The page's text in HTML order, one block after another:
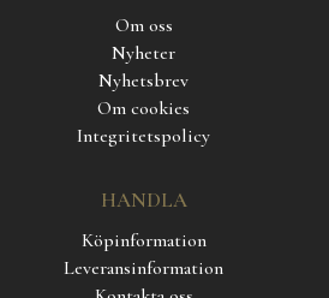
Om oss
Nyheter
Nyhetsbrev
Om cookies
Integritetspolicy
HANDLA
Köpinformation
Leveransinformation